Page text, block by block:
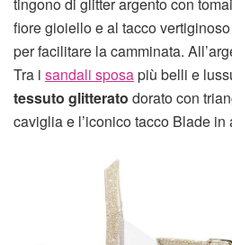
fiore gioiello e al tacco
per facilitare la camminata.
Tra i sandali sposapiù belli e
tessuto glitterato dorato con
caviglia e l’iconico tacco Blade